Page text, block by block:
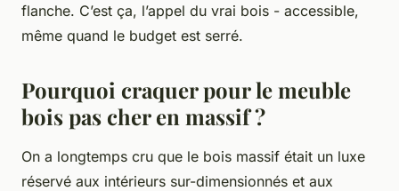
flanche. C’est ça, l’appel du vrai bois - accessible,
même quand le budget est serré.
Pourquoi craquer pour le meuble
bois pas cher en massif ?
On a longtemps cru que le bois massif était un luxe
réservé aux intérieurs sur-dimensionnés et aux